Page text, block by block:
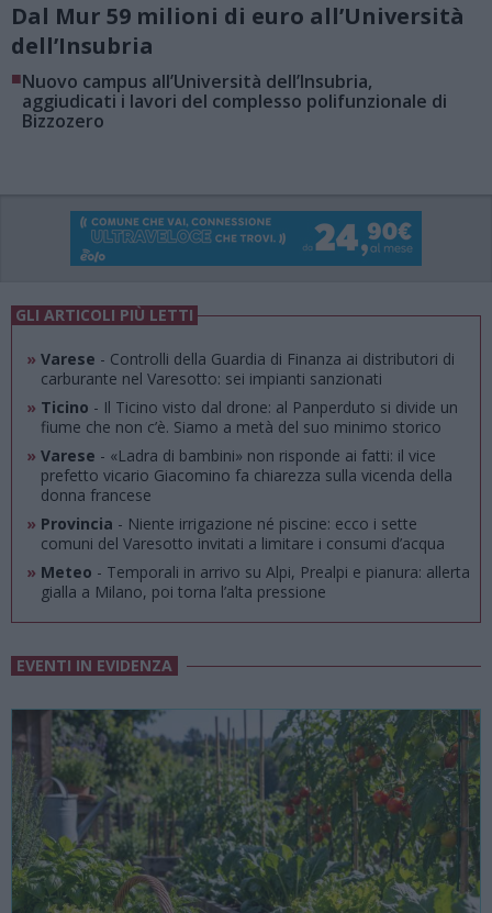
Dal Mur 59 milioni di euro all’Università
dell’Insubria
■Nuovo campus all’Università dell’Insubria,
aggiudicati i lavori del complesso polifunzionale di
Bizzozero
GLI ARTICOLI PIÙ LETTI
» Varese - Controlli della Guardia di Finanza ai distributori di
carburante nel Varesotto: sei impianti sanzionati
» Ticino - Il Ticino visto dal drone: al Panperduto si divide un
fiume che non c’è. Siamo a metà del suo minimo storico
» Varese - «Ladra di bambini» non risponde ai fatti: il vice
prefetto vicario Giacomino fa chiarezza sulla vicenda della
donna francese
» Provincia - Niente irrigazione né piscine: ecco i sette
comuni del Varesotto invitati a limitare i consumi d’acqua
» Meteo - Temporali in arrivo su Alpi, Prealpi e pianura: allerta
gialla a Milano, poi torna l’alta pressione
EVENTI IN EVIDENZA